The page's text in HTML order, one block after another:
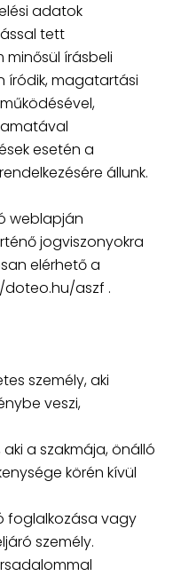
adatok
tett
írásbeli
íródik, magatartási
esetén a
állunk.
weblapján
jogviszonyokra
elérhető a
doteo.hu/aszf .
személy, aki
veszi,
a szakmája, önálló
körén kívül
foglalkozása vagy
személy.